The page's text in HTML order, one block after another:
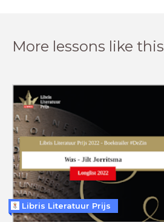
More lessons like this
Libris Literatuur Prijs